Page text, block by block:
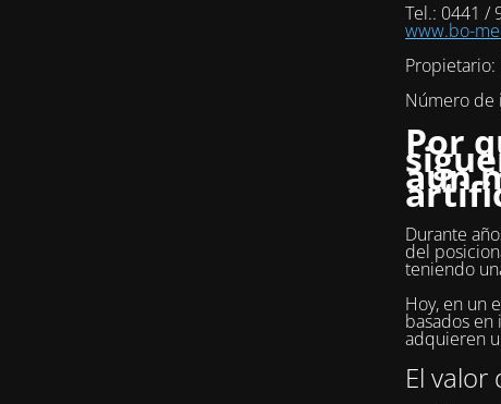
Tel.: 0441 /
www.bo-
Propietario:
Número de
Por
aún
Durante
del
teniendo
Hoy, en un
basados
adquieren
El valor